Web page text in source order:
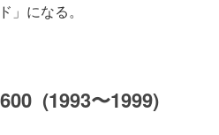
」になる。
(1993〜1999)